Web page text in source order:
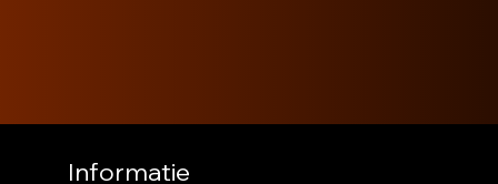
Informatie